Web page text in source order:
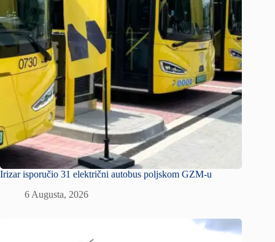
Irizar isporučio 31 električni autobus poljskom GZM-u
6 Augusta, 2026